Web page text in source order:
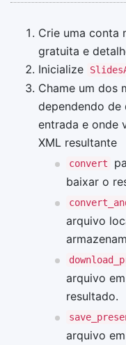
Crie uma conta
gratuita e
Inicialize
Chame um dos
dependendo de
entrada e onde
XML resultante
convert
baixar o
arquivo
arquivo
resultado.
arquivo